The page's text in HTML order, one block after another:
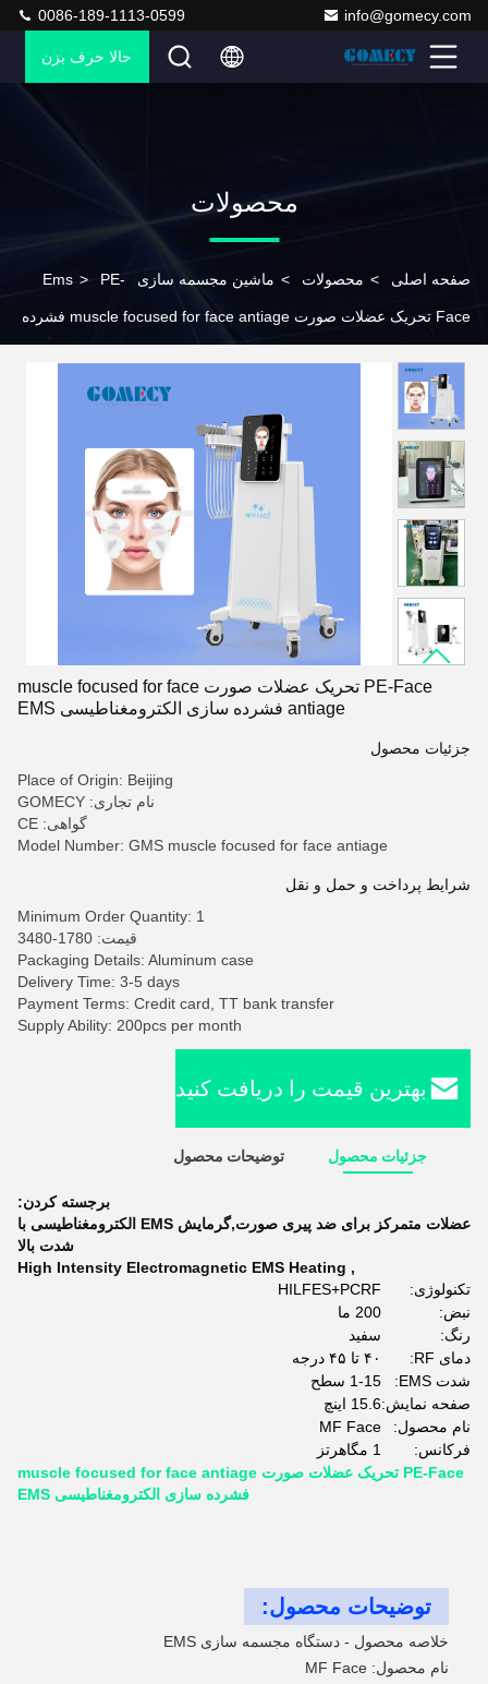
info@gomecy.com
0086-189-1113-0599
حالا حرف بزن
محصولات
صفحه اصلی > محصولات > ماشین مجسمه سازی Ems > PE-
Face تحریک عضلات صورت muscle focused for face antiage فشرده
PE-Face تحریک عضلات صورت muscle focused for face
antiage فشرده سازی الکترومغناطیسی EMS
جزئیات محصول
Place of Origin: Beijing
نام تجاری: GOMECY
گواهی: CE
Model Number: GMS muscle focused for face antiage
شرایط پرداخت و حمل و نقل
Minimum Order Quantity: 1
قیمت: 1780-3480
Packaging Details: Aluminum case
Delivery Time: 3-5 days
Payment Terms: Credit card, TT bank transfer
Supply Ability: 200pcs per month
بهترین قیمت را دریافت کنید
جزئیات محصول توضیحات محصول
برجسته کردن:
عضلات متمرکز برای ضد پیری صورت,گرمایش EMS الکترومغناطیسی با
شدت بالا
,
High Intensity Electromagnetic EMS Heating
تکنولوژی:
HILFES+PCRF
نبض:
200 ما
رنگ:
سفید
دمای RF:
۴۰ تا ۴۵ درجه
شدت EMS:
1-15 سطح
صفحه نمایش:15.6 اينچ
نام محصول:
MF Face
فرکانس:
1 مگاهرتز
PE-Face تحریک عضلات صورت muscle focused for face antiage
فشرده سازی الکترومغناطیسی EMS
توضیحات محصول:
خلاصه محصول - دستگاه مجسمه سازی EMS
نام محصول: MF Face